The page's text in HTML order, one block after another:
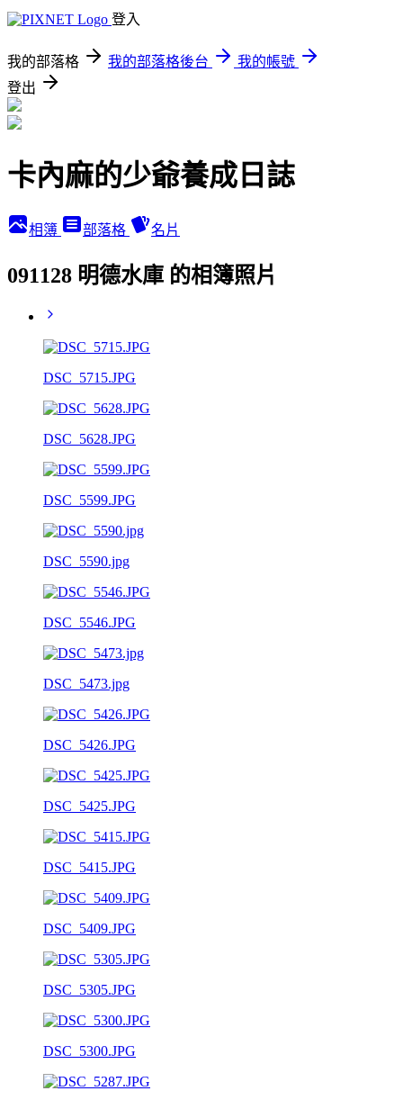
登入
我的部落格 我的部落格後台
我的帳號
登出
卡內麻的少爺養成日誌
相簿 部落格 名片
091128 明德水庫 的相簿照片
DSC_5715.JPG
DSC_5628.JPG
DSC_5599.JPG
DSC_5590.jpg
DSC_5546.JPG
DSC_5473.jpg
DSC_5426.JPG
DSC_5425.JPG
DSC_5415.JPG
DSC_5409.JPG
DSC_5305.JPG
DSC_5300.JPG